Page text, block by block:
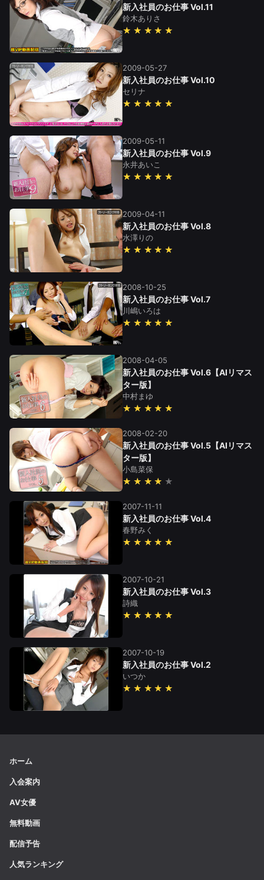
新入社員のお仕事 Vol.11
鈴木ありさ
★★★★★
2009-05-27
新入社員のお仕事 Vol.10
セリナ
★★★★★
2009-05-11
新入社員のお仕事 Vol.9
永井あいこ
★★★★★
2009-04-11
新入社員のお仕事 Vol.8
水澤りの
★★★★★
2008-10-25
新入社員のお仕事 Vol.7
川嶋いろは
★★★★★
2008-04-05
新入社員のお仕事 Vol.6【AIリマス
ター版】
中村まゆ
★★★★★
2008-02-20
新入社員のお仕事 Vol.5【AIリマス
ター版】
小島菜保
★★★★
2007-11-11
新入社員のお仕事 Vol.4
春野みく
★★★★★
2007-10-21
新入社員のお仕事 Vol.3
詩織
★★★★★
2007-10-19
新入社員のお仕事 Vol.2
いつか
★★★★★
ホーム
入会案内
AV女優
無料動画
配信予告
人気ランキング